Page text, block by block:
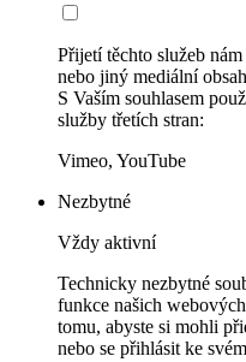
Přijetí těchto služeb
nebo jiný mediální
S Vaším souhlasem
služby třetích stran:
Vimeo, YouTube
Nezbytné
Vždy aktivní
Technicky nezbytné
funkce našich
tomu, abyste si mohli
nebo se přihlásit ke